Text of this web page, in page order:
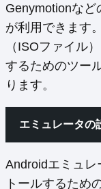
Genymotionなど
が利用できます
（ISOファイル
するためのツー
ります。
エミュレータの
Androidエミュレ
トールするため